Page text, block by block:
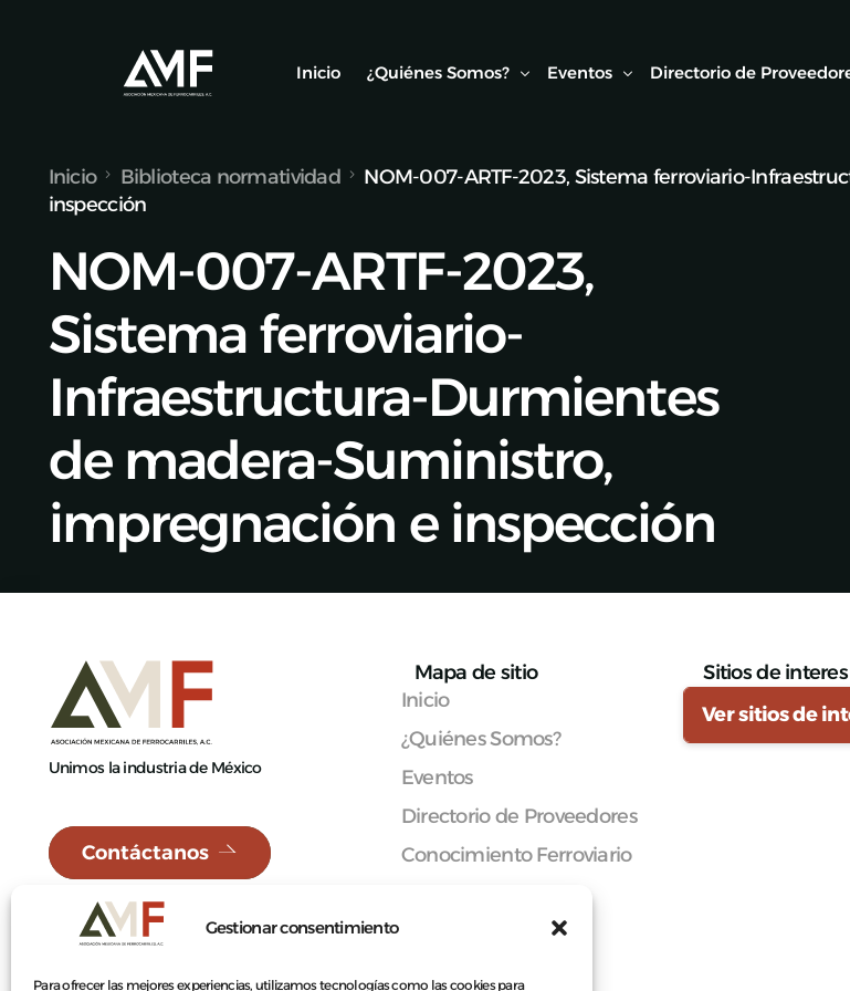
Gestionar consentimiento
Para ofrecer las mejores experiencias, utilizamos tecnologías como las cookies para
Inicio ¿Quiénes Somos?
Socios
Alianzas y Convenios
Eventos
Conexión AMF
Visitas técnicas
Seminarios Web
Directorio de
Inicio Biblioteca normatividad
NOM-007-ARTF-2023, Sistema ferroviario-
inspección
NOM-007-ARTF-2023,
Sistema ferroviario-
Infraestructura-Durmientes
de madera-Suministro,
impregnación e inspección
Unimos la industria de México
Contáctanos
Mapa de sitio
Inicio
¿Quiénes Somos?
Eventos
Directorio de Proveedores
Conocimiento Ferroviario
Sitios de interes
Ver sitios de